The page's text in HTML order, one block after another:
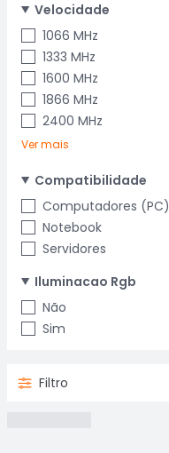
Velocidade
1066 MHz
1333 MHz
1600 MHz
1866 MHz
2400 MHz
Ver mais
Compatibilidade
Computadores (PC)
Notebook
Servidores
Iluminacao Rgb
Não
Sim
Filtro